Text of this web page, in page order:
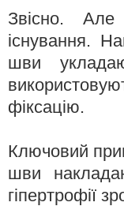
Звісно.
існування.
шви
фіксацію.
Ключовий
шви
гіпертрофії